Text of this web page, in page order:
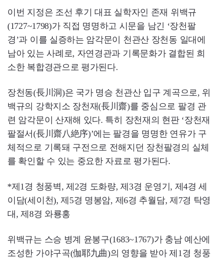
이번 지정은 조선 후기 대표 실학자인 존재 위백규
(1727~1798)가 직접 명명하고 시문을 남긴 ‘장천팔
경’과 이를 실증하는 암각문이 천관산 장천동 일대에
남아 있는 사례로, 자연경관과 기록문화가 결합된 희
소한 복합경관으로 평가된다.
장천동(長川洞)은 국가 명승 천관산 입구 계곡으로, 위
백규의 강학지소 장천재(長川齋)를 중심으로 팔경 관
련 암각문이 산재해 있다. 특히 장천재의 현판 ‘장천재
팔절서(長川齋八絶序)’에는 팔경을 명명한 연유가 구
체적으로 기록돼 구전으로 전해지던 장천팔경의 실체
를 확인할 수 있는 중요한 자료로 평가된다.
*제1경 청풍벽, 제2경 도화량, 제3경 운영기, 제4경 세
이담(세이천), 제5경 명봉암, 제6경 추월담, 제7경 탁영
대, 제8경 와룡홍
위백규는 스승 병계 윤봉구(1683~1767)가 충남 예산에
조성한 가야구곡(伽耶九曲)의 영향을 받아 제1경 청풍